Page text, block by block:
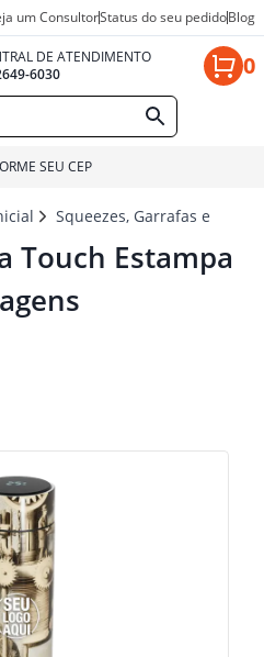
um ConsultorStatus do seu pedidoBlog
DE ATENDIMENTO
6030
0
SEU CEP
Squeezes, Garrafas e
Touch Estampa